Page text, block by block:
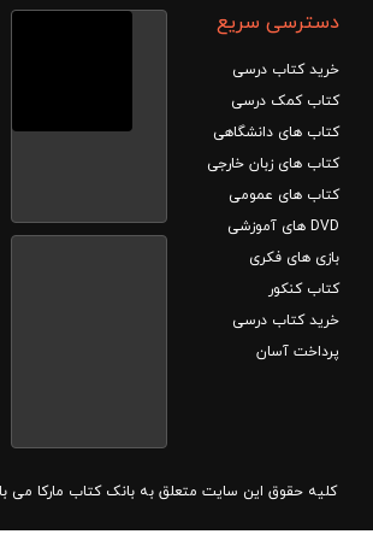
دسترسی سریع
خرید کتاب درسی
کتاب کمک درسی
کتاب های دانشگاهی
کتاب های زبان خارجی
کتاب های عمومی
DVD های آموزشی
بازی های فکری
کتاب کنکور
خرید کتاب درسی
پرداخت آسان
کلیه حقوق این سایت متعلق به بانک کتاب مارکا می